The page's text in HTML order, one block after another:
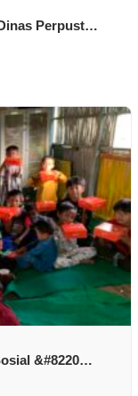
Perpust…
&#8220…